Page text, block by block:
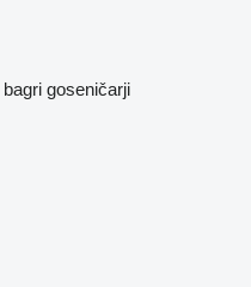
bagri goseničarji